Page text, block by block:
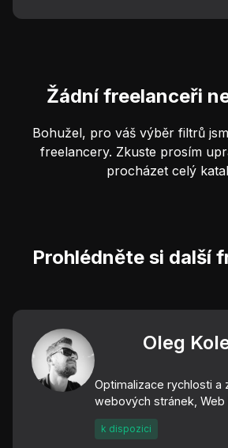
Žádní freelanceři
Bohužel, pro váš výběr filtrů
freelancery. Zkuste prosím
procházet celý
Prohlédněte si další
Oleg
Optimalizace rychlosti a
webových stránek, Web
k dispozici